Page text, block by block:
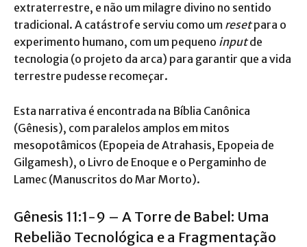
extraterrestre, e não um milagre divino no sentido
tradicional. A catástrofe serviu como um resetpara o
experimento humano, com um pequeno inputde
tecnologia (o projeto da arca) para garantir que a vida
terrestre pudesse recomeçar.
Esta narrativa é encontrada na Bíblia Canônica
(Gênesis), com paralelos amplos em mitos
mesopotâmicos (Epopeia de Atrahasis, Epopeia de
Gilgamesh), o Livro de Enoque e o Pergaminho de
Lamec (Manuscritos do Mar Morto).
Gênesis 11:1-9 – A Torre de Babel: Uma
Rebelião Tecnológica e a Fragmentação